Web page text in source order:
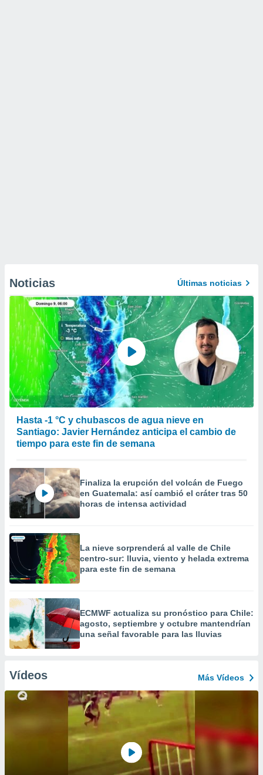
Noticias Últimas noticias
Hasta -1 °C y chubascos de agua nieve en
Santiago: Javier Hernández anticipa el cambio de
tiempo para este fin de semana
Finaliza la erupción del volcán de Fuego
en Guatemala: así cambió el cráter tras 50
horas de intensa actividad
La nieve sorprenderá al valle de Chile
centro-sur: lluvia, viento y helada extrema
para este fin de semana
ECMWF actualiza su pronóstico para Chile:
agosto, septiembre y octubre mantendrían
una señal favorable para las lluvias
Vídeos Más Vídeos